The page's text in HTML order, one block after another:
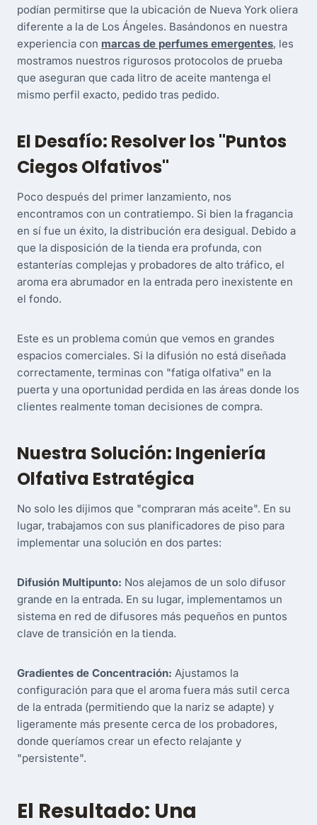
podían permitirse que la ubicación de Nueva York oliera
diferente a la de Los Ángeles. Basándonos en nuestra
experiencia con marcas de perfumes emergentes, les
mostramos nuestros rigurosos protocolos de prueba
que aseguran que cada litro de aceite mantenga el
mismo perfil exacto, pedido tras pedido.
El Desafío: Resolver los "Puntos
Ciegos Olfativos"
Poco después del primer lanzamiento, nos
encontramos con un contratiempo. Si bien la fragancia
en sí fue un éxito, la distribución era desigual. Debido a
que la disposición de la tienda era profunda, con
estanterías complejas y probadores de alto tráfico, el
aroma era abrumador en la entrada pero inexistente en
el fondo.
Este es un problema común que vemos en grandes
espacios comerciales. Si la difusión no está diseñada
correctamente, terminas con "fatiga olfativa" en la
puerta y una oportunidad perdida en las áreas donde los
clientes realmente toman decisiones de compra.
Nuestra Solución: Ingeniería
Olfativa Estratégica
No solo les dijimos que "compraran más aceite". En su
lugar, trabajamos con sus planificadores de piso para
implementar una solución en dos partes:
Difusión Multipunto: Nos alejamos de un solo difusor
grande en la entrada. En su lugar, implementamos un
sistema en red de difusores más pequeños en puntos
clave de transición en la tienda.
Gradientes de Concentración: Ajustamos la
configuración para que el aroma fuera más sutil cerca
de la entrada (permitiendo que la nariz se adapte) y
ligeramente más presente cerca de los probadores,
donde queríamos crear un efecto relajante y
"persistente".
El Resultado: Una